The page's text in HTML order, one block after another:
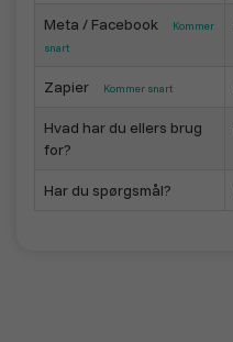
Meta / Facebook
Kommer
snart
Zapier Kommer snart
Hvad har du ellers brug
for?
Har du spørgsmål?